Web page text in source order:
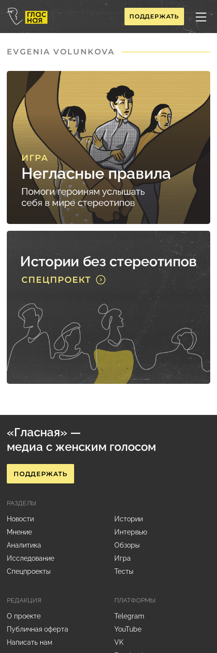
ПОДДЕРЖАТЬ
EVGENIA VOLUNKOVA
«Гласная» —
медиа с женским голосом
ПОДДЕРЖАТЬ
РЕДАКЦИЯ
О проекте
Публичная оферта
Написать нам
РАЗДЕЛЫ
Новости
Истории
Мнение
Интервью
Аналитика
Обзоры
Исследование
Игра
Спецпроекты
Тесты
ПЛАТФОРМЫ
Telegram
YouTube
VK